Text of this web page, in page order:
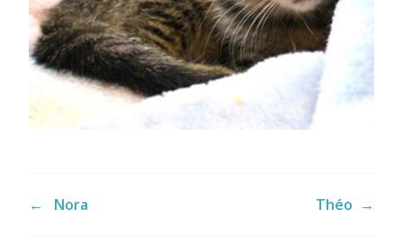
← Nora Théo →